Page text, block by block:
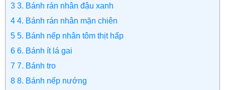
3 3. Bánh rán nhân đậu xanh
4 4. Bánh rán nhân mặn chiên
5 5. Bánh nếp nhân tôm thịt hấp
6 6. Bánh ít lá gai
7 7. Bánh tro
8 8. Bánh nếp nướng